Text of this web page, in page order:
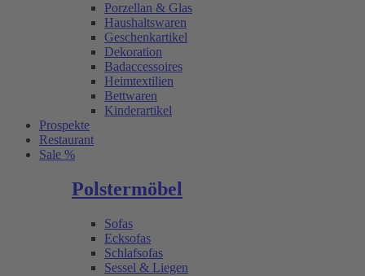
Porzellan & Glas
Haushaltswaren
Geschenkartikel
Dekoration
Badaccessoires
Heimtextilien
Bettwaren
Kinderartikel
Prospekte
Restaurant
Sale %
Polstermöbel
Sofas
Ecksofas
Schlafsofas
Sessel & Liegen